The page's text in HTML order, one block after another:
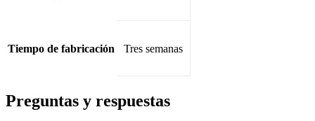
Tiempo de fabricación Tres semanas
Preguntas y respuestas